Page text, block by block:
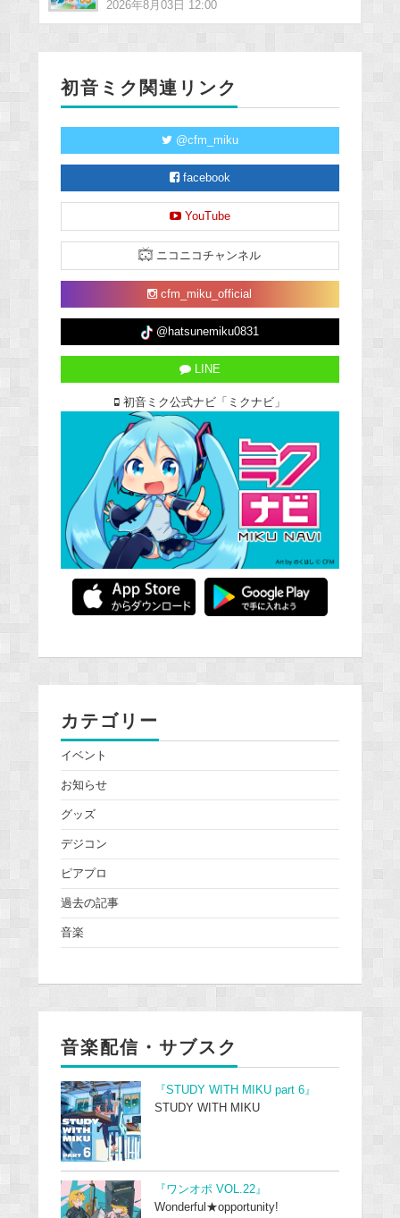
2026年8月03日 12:00
初音ミク関連リンク
@cfm_miku
facebook
YouTube
ニコニコチャンネル
cfm_miku_official
@hatsunemiku0831
LINE
初音ミク公式ナビ「ミクナビ」
カテゴリー
イベント
お知らせ
グッズ
デジコン
ピアプロ
過去の記事
音楽
音楽配信・サブスク
『STUDY WITH MIKU part 6』
STUDY WITH MIKU
『ワンオポ VOL.22』
Wonderful★opportunity!